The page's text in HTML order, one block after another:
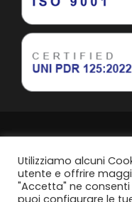
Utilizziamo alcuni
utente e offrire
"Accetta" ne
puoi configurare le